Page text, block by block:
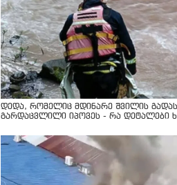
დედა, რომელიც მდინარე შვილის
გარდაცვლილი იპოვეს - რა დეტალები